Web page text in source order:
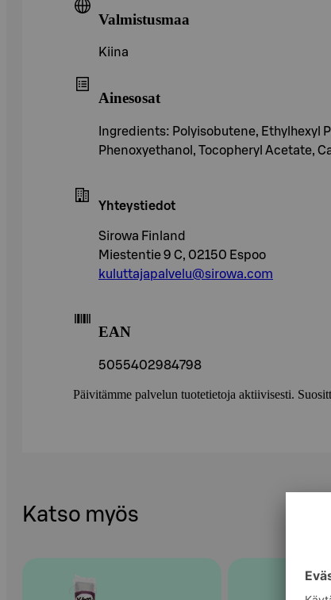
Valmistusmaa
Kiina
Ainesosat
Ingredients: Polyisobutene, Ethylhexyl
Phenoxyethanol, Tocopheryl Acetate,
Yhteystiedot
Sirowa Finland
Miestentie 9 C, 02150 Espoo
kuluttajapalvelu@sirowa.com
EAN
5055402984798
Päivitämme palvelun tuotetietoja aktiivisesti.
Katso myös